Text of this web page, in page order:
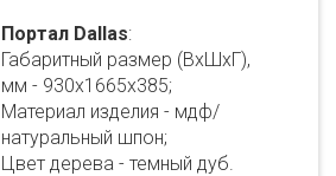
Портал Dallas:
Габаритный размер (ВхШхГ),
мм - 930х1665х385;
Материал изделия - мдф/
натуральный шпон;
Цвет дерева - темный дуб.